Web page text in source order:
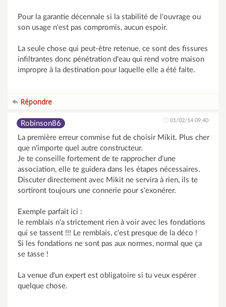
Pour la garantie décennale si la stabilité de l'ouvrage ou
son usage n'est pas compromis, aucun espoir.
La seule chose qui peut-être retenue, ce sont des fissures
infiltrantes donc pénétration d'eau qui rend votre maison
impropre à la destination pour laquelle elle a été faite.
Répondre
Robinson86 01/02/14 09:40
La première erreur commise fut de choisir Mikit. Plus cher
que n'importe quel autre constructeur.
Je te conseille fortement de te rapprocher d'une
association, elle te guidera dans les étapes nécessaires.
Discuter directement avec Mikit ne servira à rien, ils te
sortiront toujours une connerie pour s'exonérer.
Exemple parfait ici :
le remblais n'a strictement rien à voir avec les fondations
qui se tassent !!! Le remblais, c'est presque de la déco !
Si les fondations ne sont pas aux normes, normal que ça
se tasse !
La venue d'un expert est obligatoire si tu veux espérer
quelque chose.